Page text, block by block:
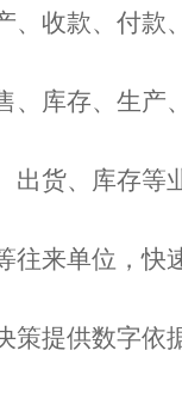
、收款、付
、库存、生
出货、库存
往来单位，
策提供数字